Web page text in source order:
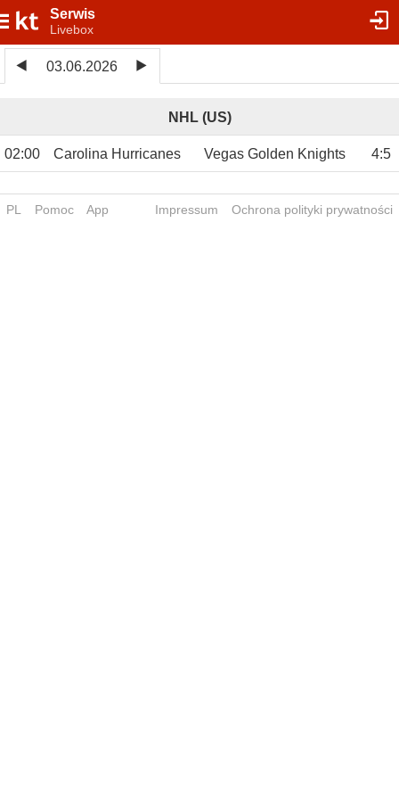
Serwis
Livebox
03.06.2026
NHL (US)
02:00 Carolina Hurricanes Vegas Golden Knights 4:5
PL Pomoc App Impressum Ochrona polityki prywatności